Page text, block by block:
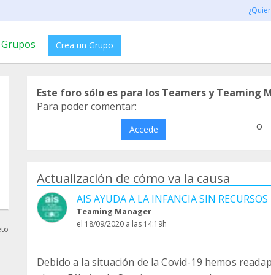
Grupos Crea un Grupo
Este foro sólo es para los Teamers y Teaming
Para poder comentar:
Accede o
Actualización de cómo va la causa
AIS AYUDA A LA INFANCIA SIN RECURSOS
Teaming Manager
el 18/09/2020 a las 14:19h
Debido a la situación de la Covid-19 hemos